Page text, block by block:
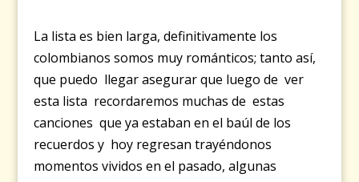
La lista es bien larga, definitivamente los
colombianos somos muy románticos; tanto así,
que puedo llegar asegurar que luego de ver
esta lista recordaremos muchas de estas
canciones que ya estaban en el baúl de los
recuerdos y hoy regresan trayéndonos
momentos vividos en el pasado, algunas